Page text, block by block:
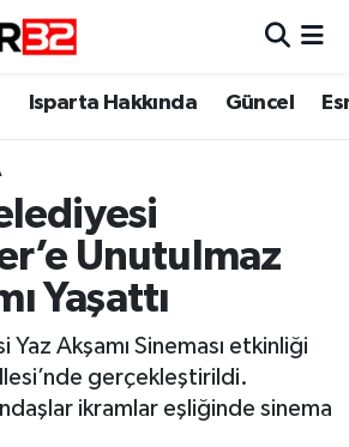
Isparta Hakkında Güncel
Unutulmaz
Yaşattı
Yaz Akşamı Sineması etkinliği
gerçekleştirildi.
ikramlar eşliğinde sinema
Eczaneler
Haritası
Durumu ve Fikstür